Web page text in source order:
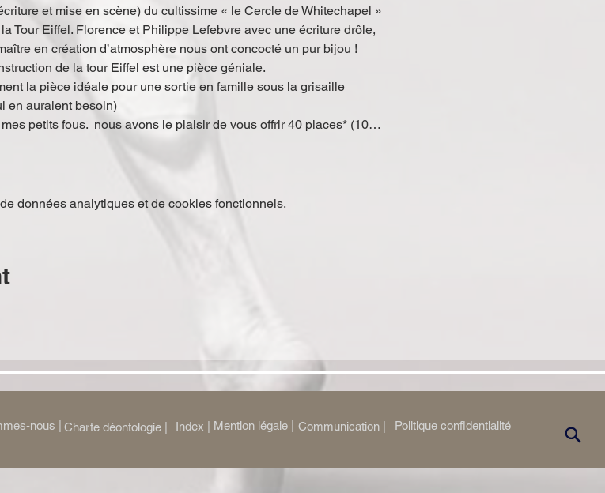
et mise en scène) du cultissime « le Cercle de Whitechapel »
Tour Eiffel. Florence et Philippe Lefebvre avec une écriture drôle,
en création d’atmosphère nous ont concocté un pur bijou !
de la tour Eiffel est une pièce géniale.
la pièce idéale pour une sortie en famille sous la grisaille
en auraient besoin)
petits fous.  nous avons le plaisir de vous offrir 40 places* (10…
données analytiques et de cookies fonctionnels.
nous | Charte déontologie | Index | Mention légale | Communication | Politique confidentialité